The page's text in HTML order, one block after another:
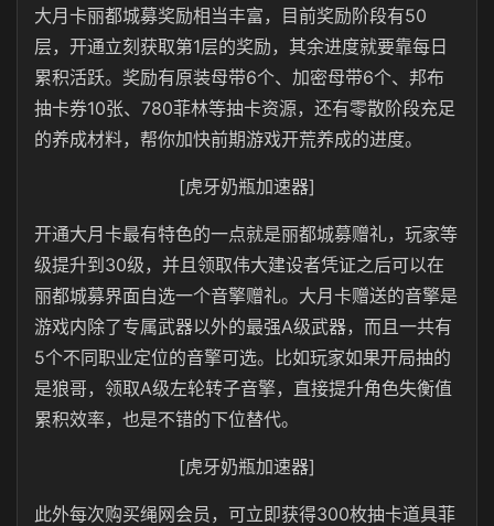
大月卡丽都城募奖励相当丰富，目前奖励阶段有50
层，开通立刻获取第1层的奖励，其余进度就要靠每日
累积活跃。奖励有原装母带6个、加密母带6个、邦布
抽卡券10张、780菲林等抽卡资源，还有零散阶段充足
的养成材料，帮你加快前期游戏开荒养成的进度。
[虎牙奶瓶加速器]
开通大月卡最有特色的一点就是丽都城募赠礼，玩家等
级提升到30级，并且领取伟大建设者凭证之后可以在
丽都城募界面自选一个音擎赠礼。大月卡赠送的音擎是
游戏内除了专属武器以外的最强A级武器，而且一共有
5个不同职业定位的音擎可选。比如玩家如果开局抽的
是狼哥，领取A级左轮转子音擎，直接提升角色失衡值
累积效率，也是不错的下位替代。
[虎牙奶瓶加速器]
此外每次购买绳网会员，可立即获得300枚抽卡道具菲